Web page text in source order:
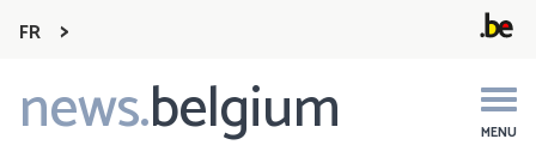
FR
news.belgium MENU
Main
navigation